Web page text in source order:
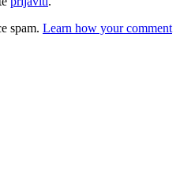
spam. Learn how your comment